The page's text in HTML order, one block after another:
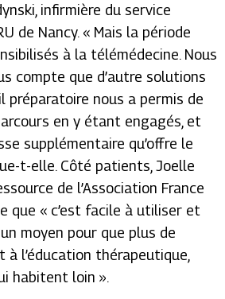
infirmière du service
de Nancy. « Mais la période
à la télémédecine. Nous
compte que d’autre solutions
préparatoire nous a permis de
en y étant engagés, et
supplémentaire qu’offre le
t-elle. Côté patients, Joelle
de l’Association France
que « c’est facile à utiliser et
moyen pour que plus de
l’éducation thérapeutique,
habitent loin ».